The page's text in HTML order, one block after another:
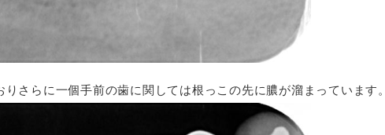
さらに一個手前の歯に関しては根っこの先に膿が溜まっています。